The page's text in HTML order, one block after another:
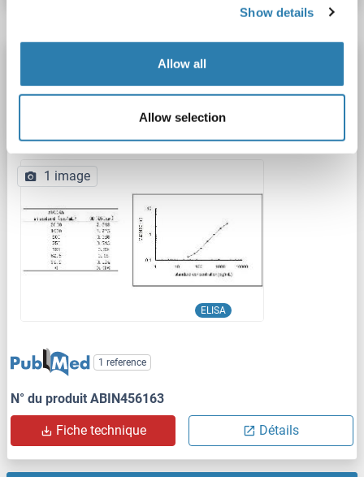
Show details
Allow all
Allow selection
PGF Reactivité: Humain Colorimetric
Sandwich ELISA
Cell Culture Supernatant, Plasma, Serum, Urine
ELISA
1 image
1 reference
N° du produit ABIN456163
Fiche technique Détails